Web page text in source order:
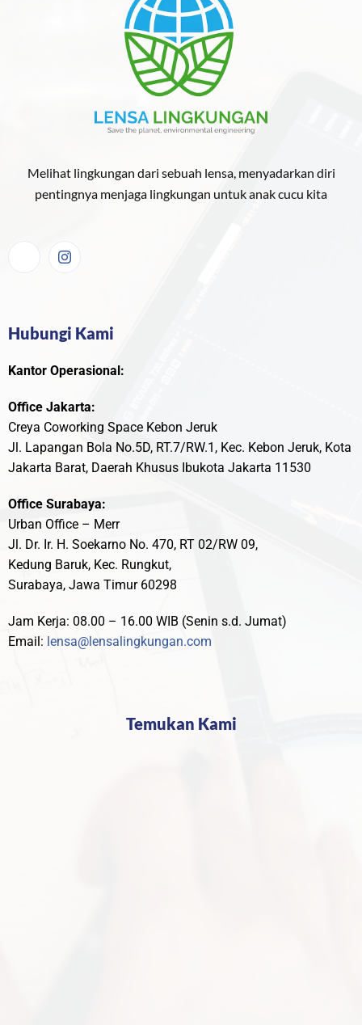
Melihat lingkungan dari sebuah lensa, menyadarkan diri
pentingnya menjaga lingkungan untuk anak cucu kita
Hubungi Kami
Kantor Operasional:
Office Jakarta:
Creya Coworking Space Kebon Jeruk
Jl. Lapangan Bola No.5D, RT.7/RW.1, Kec. Kebon Jeruk, Kota
Jakarta Barat, Daerah Khusus Ibukota Jakarta 11530
Office Surabaya:
Urban Office – Merr
Jl. Dr. Ir. H. Soekarno No. 470, RT 02/RW 09,
Kedung Baruk, Kec. Rungkut,
Surabaya, Jawa Timur 60298
Jam Kerja: 08.00 – 16.00 WIB (Senin s.d. Jumat)
Email: lensa@lensalingkungan.com
Temukan Kami